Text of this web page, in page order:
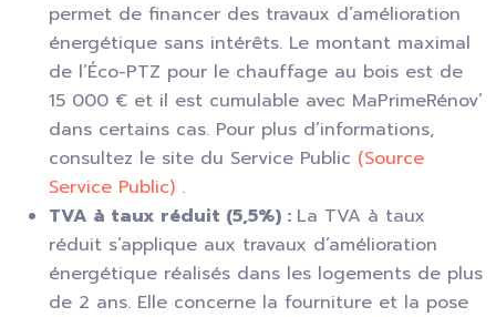
permet de financer des travaux d’amélioration
énergétique sans intérêts. Le montant maximal
de l’Éco-PTZ pour le chauffage au bois est de
15 000 € et il est cumulable avec MaPrimeRénov’
dans certains cas. Pour plus d’informations,
consultez le site du Service Public (Source
Service Public) .
TVA à taux réduit (5,5%) : La TVA à taux
réduit s’applique aux travaux d’amélioration
énergétique réalisés dans les logements de plus
de 2 ans. Elle concerne la fourniture et la pose